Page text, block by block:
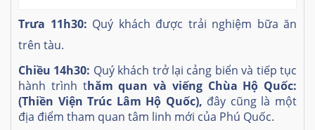
Trưa 11h30: Quý khách được trải nghiệm bữa ăn
trên tàu.
Chiều 14h30: Quý khách trở lại cảng biển và tiếp tục
hành trình thăm quan và viếng Chùa Hộ Quốc:
(Thiền Viện Trúc Lâm Hộ Quốc), đây cũng là một
địa điểm tham quan tâm linh mới của Phú Quốc.